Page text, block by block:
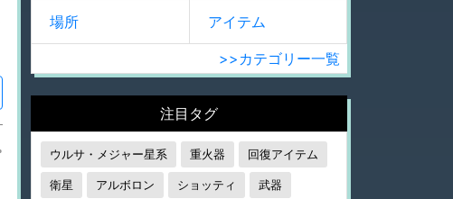
場所 アイテム
>>カテゴリー一覧
注目タグ
ウルサ・メジャー星系 重火器 回復アイテム
衛星 アルボロン ショッティ 武器